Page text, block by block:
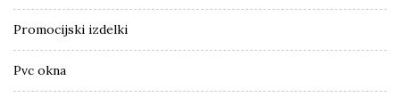
Promocijski izdelki
Pvc okna